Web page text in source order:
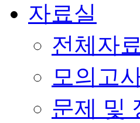
자료실
전체자료
모의고
문제 및